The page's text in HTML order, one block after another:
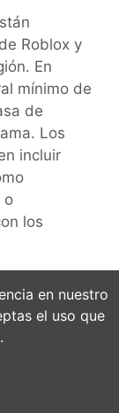
Roblox y
En
mínimo de
de
Los
incluir
o
los
puede
y de la
En
de la
en nuestro
el uso que